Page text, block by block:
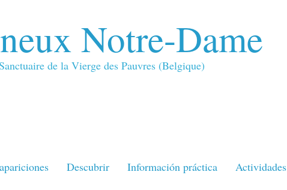
Notre-Dame
de la Vierge des Pauvres (Belgique)
Descubrir Información práctica Actividades